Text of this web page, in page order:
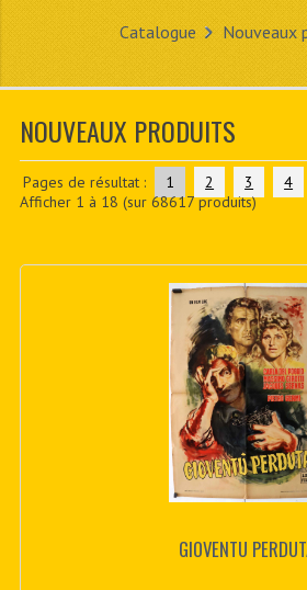
MON COPTE
CONTACTER
PDF BOOKS
Catalogue Nouveaux
NOUVEAUX PRODUITS
Pages de résultat : 1 2 3 4
Afficher 1 à 18 (sur 68617produits)
GIOVENTU